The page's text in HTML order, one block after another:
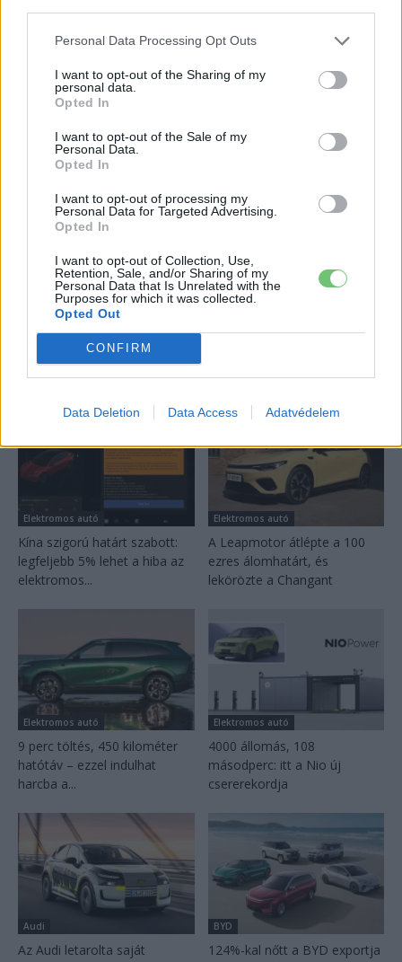
Personal Data Processing Opt Outs
I want to opt-out of the Sharing of my
personal data.
Opted In
I want to opt-out of the Sale of my
Personal Data.
Opted In
I want to opt-out of processing my
Personal Data for Targeted Advertising.
Opted In
I want to opt-out of Collection, Use,
Retention, Sale, and/or Sharing of my
Personal Data that Is Unrelated with the
Purposes for which it was collected.
Opted Out
CONFIRM
Data Deletion Data Access Adatvédelem
gyártó imádott
2026-08-03
124%-kal nőtt a BYD exportja — ez lehet az
ok, amiért...
2026-08-03
Legutolsó cikkek
Elektromos autó
Kína szigorú határt szabott:
legfeljebb 5% lehet a hiba az
elektromos...
Elektromos autó
A Leapmotor átlépte a 100
ezres álomhatárt, és
lekörözte a Changant
Elektromos autó
9 perc töltés, 450 kilométer
hatótáv – ezzel indulhat
harcba a...
Elektromos autó
4000 állomás, 108
másodperc: itt a Nio új
csererekordja
Audi
Az Audi letarolta saját
BYD
124%-kal nőtt a BYD exportja